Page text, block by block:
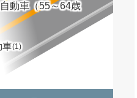
動車（55～64歳
車(1)